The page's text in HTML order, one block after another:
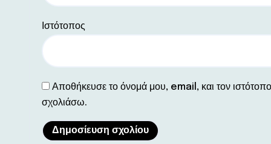
Ιστότοπος
Αποθήκευσε το όνομά μου, email, και τον
σχολιάσω.